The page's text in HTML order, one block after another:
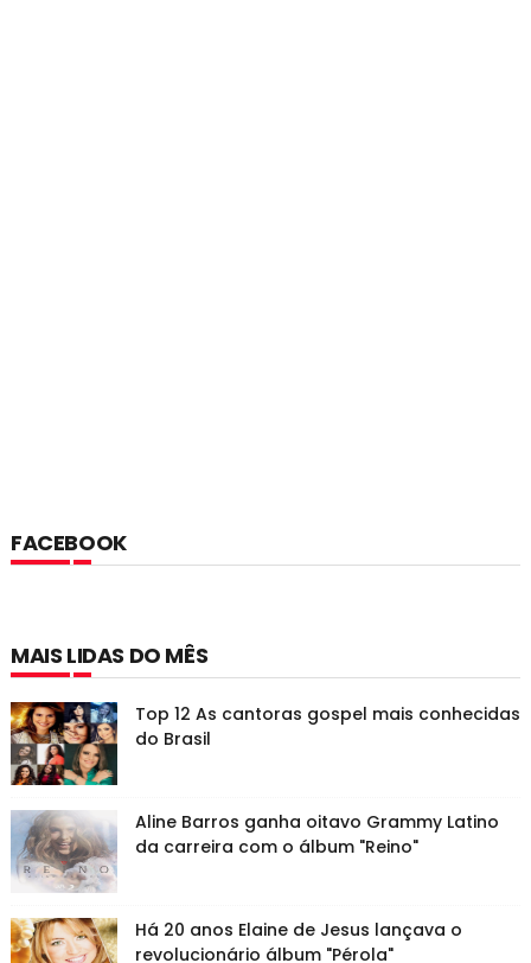
FACEBOOK
MAIS LIDAS DO MÊS
Top 12 As cantoras gospel mais conhecidas
do Brasil
Aline Barros ganha oitavo Grammy Latino
da carreira com o álbum "Reino"
Há 20 anos Elaine de Jesus lançava o
revolucionário álbum "Pérola"